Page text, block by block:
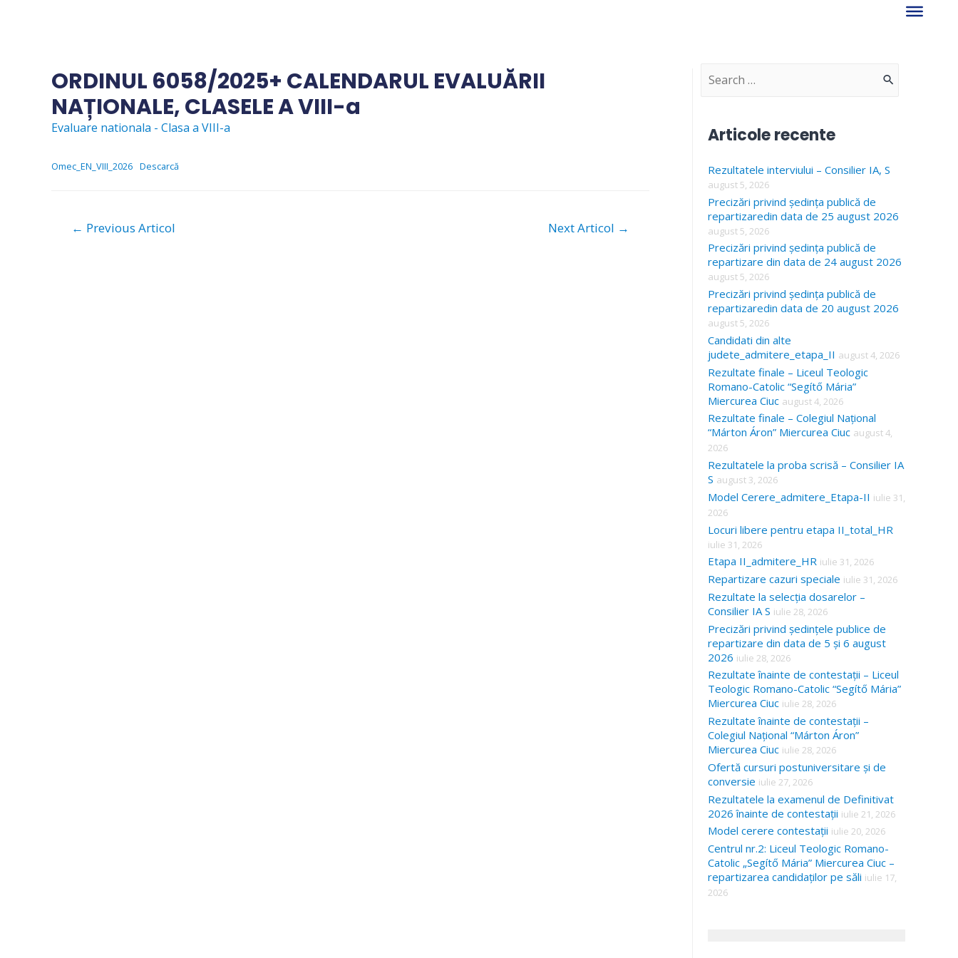
ORDINUL 6058/2025+ CALENDARUL EVALUĂRII
NAȚIONALE, CLASELE A VIII-a
Evaluare nationala - Clasa a VIII-a
Omec_EN_VIII_2026 Descarcă
Navigare
← Previous Articol Next Articol →
S
c
h
f
o
r
:
Articole recente
Rezultatele interviului – Consilier IA, S
august 5, 2026
Precizări privind ședința publică de
repartizaredin data de 25 august 2026
august 5, 2026
Precizări privind ședința publică de
repartizare din data de 24 august 2026
august 5, 2026
Precizări privind ședința publică de
repartizaredin data de 20 august 2026
august 5, 2026
Candidati din alte
judete_admitere_etapa_II august 4, 2026
Rezultate finale – Liceul Teologic
Romano-Catolic “Segítő Mária”
Miercurea Ciuc august 4, 2026
Rezultate finale – Colegiul Național
“Márton Áron” Miercurea Ciuc august 4,
2026
Rezultatele la proba scrisă – Consilier IA
S august 3, 2026
Model Cerere_admitere_Etapa-II iulie 31,
2026
Locuri libere pentru etapa II_total_HR
iulie 31, 2026
Etapa II_admitere_HR iulie 31, 2026
Repartizare cazuri speciale iulie 31, 2026
Rezultate la selecția dosarelor –
Consilier IA S iulie 28, 2026
Precizări privind ședințele publice de
repartizare din data de 5 și 6 august
2026 iulie 28, 2026
Rezultate înainte de contestații – Liceul
Teologic Romano-Catolic “Segítő Mária”
Miercurea Ciuc iulie 28, 2026
Rezultate înainte de contestații –
Colegiul Național “Márton Áron”
Miercurea Ciuc iulie 28, 2026
Ofertă cursuri postuniversitare și de
conversie iulie 27, 2026
Rezultatele la examenul de Definitivat
2026 înainte de contestații iulie 21, 2026
Model cerere contestații iulie 20, 2026
Centrul nr.2: Liceul Teologic Romano-
Catolic „Segítő Mária” Miercurea Ciuc –
repartizarea candidaților pe săli iulie 17,
2026